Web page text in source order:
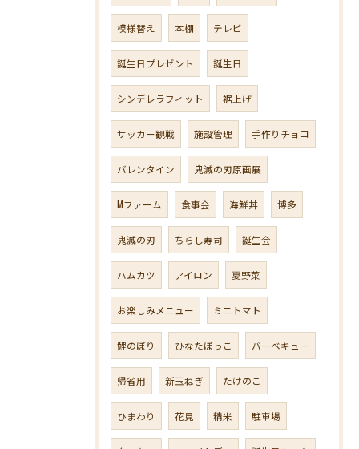
模様替え 本棚 テレビ
誕生日プレゼント 誕生日
シンデレラフィット 裾上げ
サッカー観戦 施設管理 手作りチョコ
バレンタイン 鬼滅の刃原画展
Mファーム 食事会 海鮮丼 博多
鬼滅の刃 ちらし寿司 誕生会
ハムカツ アイロン 夏野菜
お楽しみメニュー ミニトマト
鯉のぼり ひなたぼっこ バーベキュー
帰省用 新玉ねぎ たけのこ
ひまわり 花見 精米 駐車場